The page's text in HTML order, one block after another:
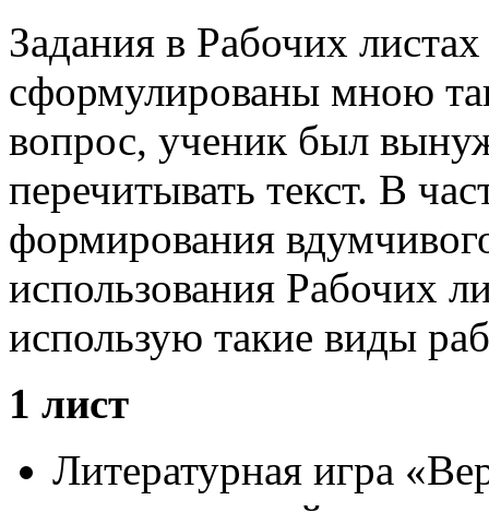
Задания в Рабочих
сформулированы мною
вопрос, ученик был
перечитывать текст. В
формирования
использования Рабочих
использую такие виды
1 лист
Литературная игра